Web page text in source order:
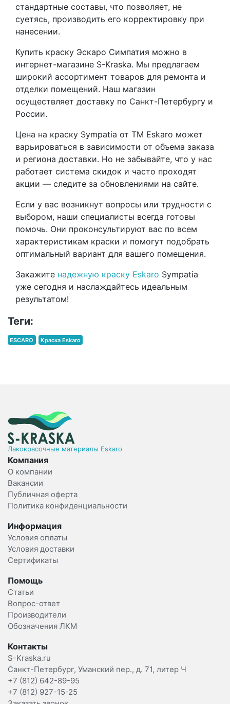
стандартные составы, что позволяет, не
суетясь, производить его корректировку при
нанесении.
Купить краску Эскаро Симпатия можно в
интернет-магазине S-Kraska. Мы предлагаем
широкий ассортимент товаров для ремонта и
отделки помещений. Наш магазин
осуществляет доставку по Санкт-Петербургу и
России.
Цена на краску Sympatia от ТМ Eskaro может
варьироваться в зависимости от объема заказа
и региона доставки. Но не забывайте, что у нас
работает система скидок и часто проходят
акции — следите за обновлениями на сайте.
Если у вас возникнут вопросы или трудности с
выбором, наши специалисты всегда готовы
помочь. Они проконсультируют вас по всем
характеристикам краски и помогут подобрать
оптимальный вариант для вашего помещения.
Закажите надежную краску Eskaro Sympatia
уже сегодня и наслаждайтесь идеальным
результатом!
Теги:
ESCARO Краска Eskaro
Лакокрасочные материалы Eskaro
Компания
О компании
Вакансии
Публичная оферта
Политика конфиденциальности
Информация
Условия оплаты
Условия доставки
Сертификаты
Помощь
Статьи
Вопрос-ответ
Производители
Обозначения ЛКМ
Контакты
S-Kraska.ru
Санкт-Петербург, Уманский пер., д. 71, литер Ч
+7 (812) 642-89-95
+7 (812) 927-15-25